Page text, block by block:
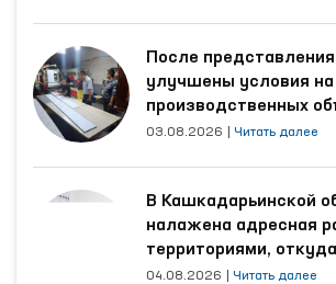
После
улучшены условия на
производственных
трудятся осуждённые
03.08.2026 Читать далее
В Кашкадарьинской
налажена адресная
территориями,
наибольшее
04.08.2026 Читать далее